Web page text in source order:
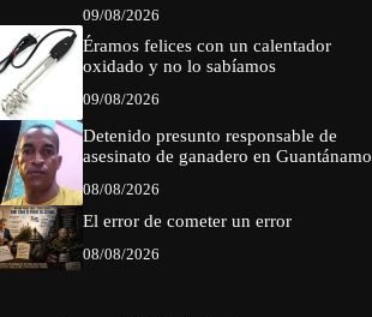
09/08/2026
Éramos felices con un calentador
oxidado y no lo sabíamos
09/08/2026
Detenido presunto responsable de
asesinato de ganadero en Guantánamo
08/08/2026
El error de cometer un error
08/08/2026